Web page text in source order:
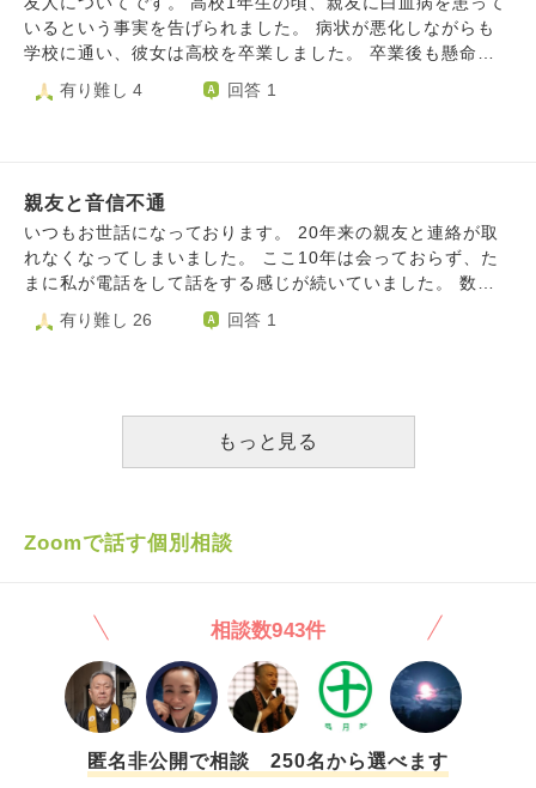
です。（誰しもそうだとは思いますが……） 私は全く明る
い性格ではないのですが、家庭内では楽しい話題、共通の話
題を見つけ、極力楽しい時間を過ごせるよう努めています
が、内心ではたまには悲しいことや苦しいことだって本当は
ょうか……？ 思いつくのは趣味に没頭する、ノートに気持
ちを書きなぐる、通院先でだけ相談するぐらいです。
お坊さんの方々、どうかアドバイスよろしくお願いします。
いるという事実を告げられました。 病状が悪化しながらも
学校に通い、彼女は高校を卒業しました。 卒業後も懸命な
治療を続け、ついにアメリカでドナーが見つかり骨髄移植の
手術を受け成功し退院したとの知らせがありました。 しか
のあらゆる手段で連絡を試みましたがどれも不通。電話は呼
び出しましたが出ることはありません。 彼女は精神が不安
定になると周りの人間関係を一時的に閉ざしてしまうことが
あったので、いずれ連絡がつくことを待ち続けました。しか
た。 彼女は姉しか家族がおらず、インターホンに出たのも
と言われました。 そして、翌日知らない番号から届いたメ
ールにはこのようなことが書かれていました。 「長い間心
望で私が削除しました。妹の親友だったあなたに本当のこと
をお伝えしたい気持ちは山々なのですが、私は姉として妹の
はお察しの通りですとだけお伝え致します。 妹の人生にあ
でも私はこの事をどう解釈すれば良いか分かりません。 そ
れから3年、私はいつも彼女のことを想っています。 私は小
さい頃から親族や先祖の供養に力を入れてきました。 しか
し、彼女のことだけはどのように考え彼女のために何をすれ
ば良いのか未だに分からずにいます。 どこかで生きている
有り難し 4 回答 1
親友と音信不通
いつもお世話になっております。 20年来の親友と連絡が取
れなくなってしまいました。 ここ10年は会っておらず、た
まに私が電話をして話をする感じが続いていました。 数ヵ
月前から電話をしても鳴ってるだけで応答はなく、メールの
返事もありません。 手紙も送りましたが、返信がありませ
思ったのですが、親友は自分の両親と折り合いが悪いので、
張る人で、 強い人です。 たとえなにかあったとしても、私
に助けを求めたりはしないとおもいます。 折々に電話をし
有り難し 26 回答 1
もっと見る
Zoomで話す個別相談
相談数943件
匿名非公開で相談 250名から選べます